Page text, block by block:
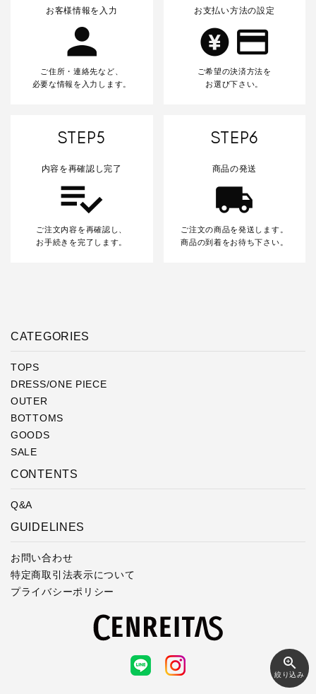
zoom_in
絞り込み
お客様情報を入力
ご住所・連絡先など、
必要な情報を入力します。
お支払い方法の設定
ご希望の決済方法を
お選び下さい。
STEP5
内容を再確認し完了
ご注文内容を再確認し、
お手続きを完了します。
STEP6
商品の発送
ご注文の商品を発送します。
商品の到着をお待ち下さい。
CATEGORIES
TOPS
DRESS/ONE PIECE
OUTER
BOTTOMS
GOODS
SALE
CONTENTS
Q&A
GUIDELINES
お問い合わせ
特定商取引法表示について
プライバシーポリシー